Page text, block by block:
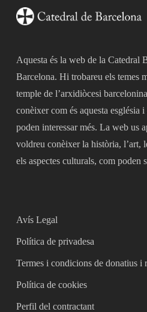
Aquesta és la web de la Catedral
Barcelona. Hi trobareu els temes
temple de l’arxidiòcesi
conèixer com és aquesta església
poden interessar més. La web us
voldreu conèixer la història, l’art,
els aspectes culturals, com poden
Avís Legal
Política de privadesa
Termes i condicions de donatius i
Política de cookies
Perfil del contractant